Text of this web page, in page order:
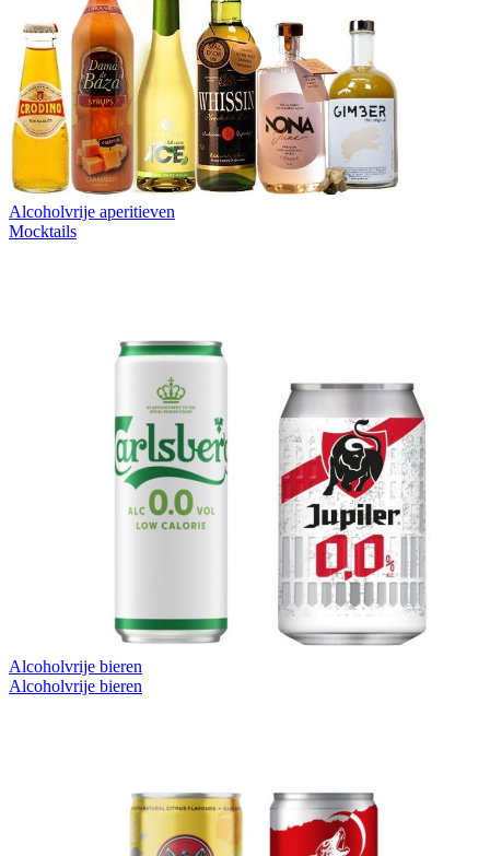
Alcoholvrije aperitieven
Mocktails
Alcoholvrije bieren
Alcoholvrije bieren